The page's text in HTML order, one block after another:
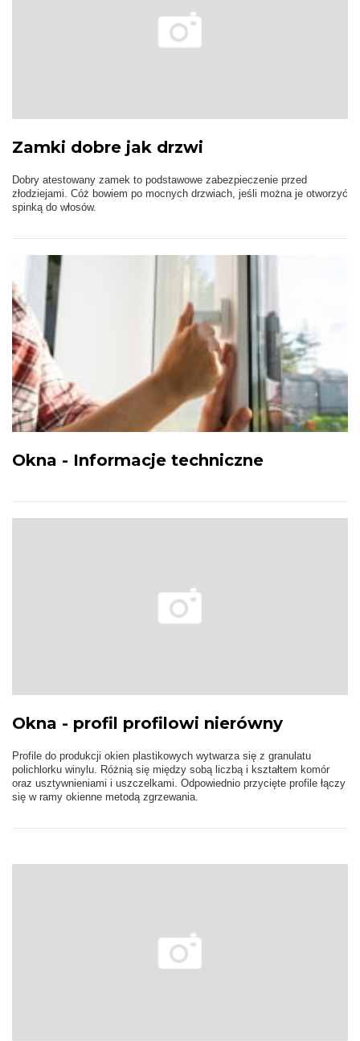
Zamki dobre jak drzwi
Dobry atestowany zamek to podstawowe zabezpieczenie przed
złodziejami. Cóż bowiem po mocnych drzwiach, jeśli można je otworzyć
spinką do włosów.
Okna - Informacje techniczne
Okna - profil profilowi nierówny
Profile do produkcji okien plastikowych wytwarza się z granulatu
polichlorku winylu. Różnią się między sobą liczbą i kształtem komór
oraz usztywnieniami i uszczelkami. Odpowiednio przycięte profile łączy
się w ramy okienne metodą zgrzewania.